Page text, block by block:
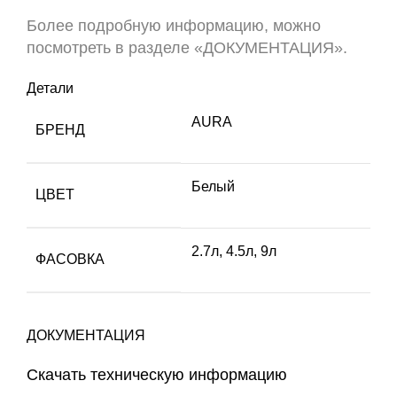
Более подробную информацию, можно
посмотреть в разделе «ДОКУМЕНТАЦИЯ».
Детали
БРЕНД
AURA
ЦВЕТ
Белый
ФАСОВКА
2.7л, 4.5л, 9л
ДОКУМЕНТАЦИЯ
Скачать техническую информацию